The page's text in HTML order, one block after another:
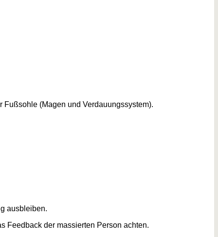
(Magen und Verdauungssystem).
ausbleiben.
Feedback der massierten Person achten.